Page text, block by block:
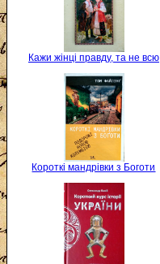
Кажи жінці правду, та не всю
Короткі мандрівки з Боготи